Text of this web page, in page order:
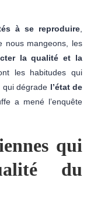
à se reproduire,
nous mangeons, les
la qualité et la
les habitudes qui
qui dégrade l’état de
a mené l’enquête
qui
du